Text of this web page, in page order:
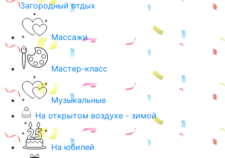
Загородный отдых
Массажи
Мастер-класс
Музыкальные
На открытом воздухе - зимой
На юбилей